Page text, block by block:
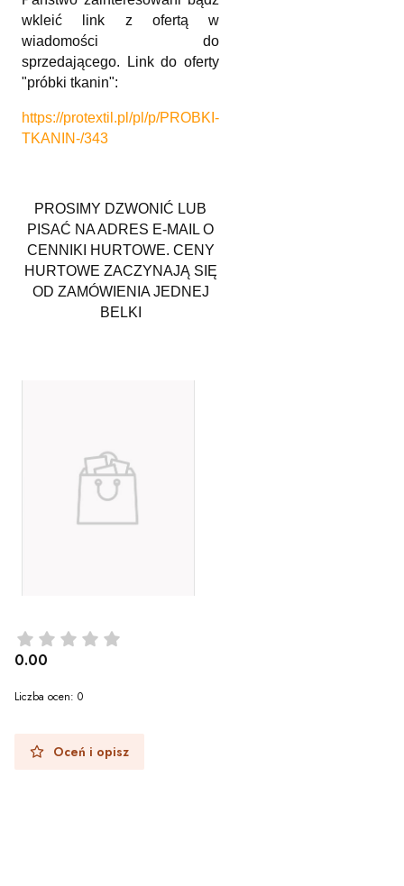
wkleić link z ofertą w
wiadomości do
sprzedającego. Link do oferty
"próbki tkanin":
https://protextil.pl/pl/p/PROBKI-
TKANIN-/343
PROSIMY DZWONIĆ LUB
PISAĆ NA ADRES E-MAIL O
CENNIKI HURTOWE. CENY
HURTOWE ZACZYNAJĄ SIĘ
OD ZAMÓWIENIA JEDNEJ
BELKI
0.00
Liczba ocen: 0
Oceń i opisz